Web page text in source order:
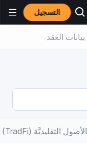
التسجيل
بيانات العقد
الأصول التقليديَّة (TradFi)